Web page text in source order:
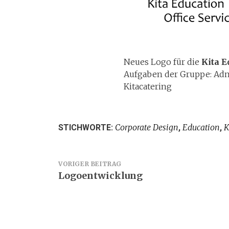
Neues Logo für die Kita
Aufgaben der Gruppe:
Kitacatering
STICHWORTE: Corporate Design, Education,
Beitragsnavigation
VORIGER BEITRAG
Logoentwicklung